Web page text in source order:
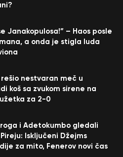
Janakopulosa!” – Haos posle
a onda je stigla luda
nestvaran meč u
koš sa zvukom sirene na
za 2-0
i Adetokumbo gledali
Isključeni Džejms
za mito, Fenerov novi čas